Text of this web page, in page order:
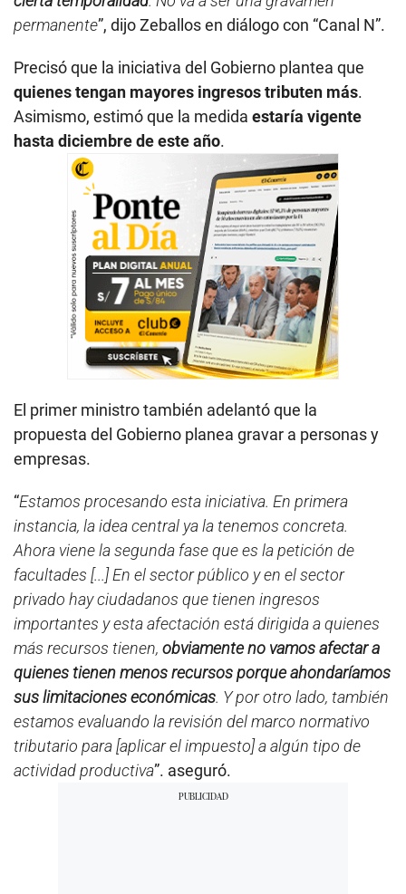
permanente”, dijo Zeballos en diálogo con “Canal N”.
Precisó que la iniciativa del Gobierno plantea que
quienes tengan mayores ingresos tributen más.
Asimismo, estimó que la medida estaría vigente
hasta diciembre de este año.
El primer ministro también adelantó que la
propuesta del Gobierno planea gravar a personas y
empresas.
“Estamos procesando esta iniciativa. En primera
instancia, la idea central ya la tenemos concreta.
Ahora viene la segunda fase que es la petición de
facultades [...] En el sector público y en el sector
privado hay ciudadanos que tienen ingresos
importantes y esta afectación está dirigida a quienes
más recursos tienen, obviamente no vamos afectar a
quienes tienen menos recursos porque ahondaríamos
sus limitaciones económicas. Y por otro lado, también
estamos evaluando la revisión del marco normativo
tributario para [aplicar el impuesto] a algún tipo de
actividad productiva”. aseguró.